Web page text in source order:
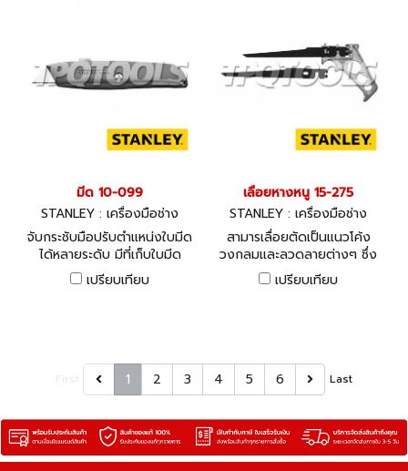
มีด 10-099
STANLEY : เครื่องมือช่าง
จับกระชับมือปรับตำแหน่งใบมีด
ได้หลายระดับ มีที่เก็บใบมีด
สำรองได้ 3 ใบ
เปรียบเทียบ
เลื่อยหางหนู 15-275
STANLEY : เครื่องมือช่าง
สามารเลื่อยตัดเป็นแนวโค้ง
วงกลมและลวดลายต่างๆ ซึ่ง
เลื่อยธรรมดาทำไม่ได้ ขนาด 7.5
นิ้ว
เปรียบเทียบ
1 2 3 4 5 6 Last